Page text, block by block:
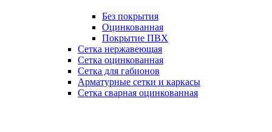
Без покрытия
Оцинкованная
Покрытие ПВХ
Сетка нержавеющая
Сетка оцинкованная
Сетка для габионов
Арматурные сетки и каркасы
Сетка сварная оцинкованная